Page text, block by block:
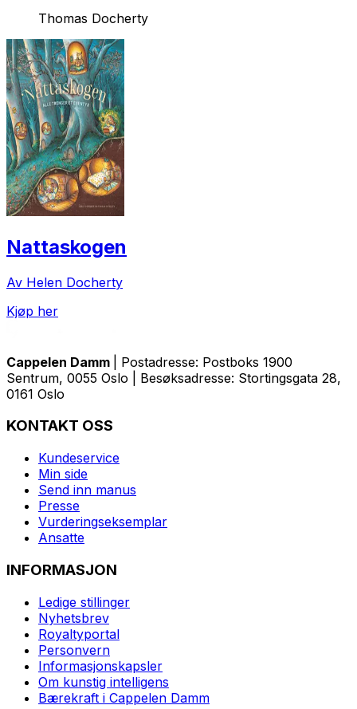
Thomas Docherty
Nattaskogen
Av Helen Docherty
Kjøp her
Cappelen Damm
| Postadresse: Postboks 1900
Sentrum, 0055 Oslo | Besøksadresse: Stortingsgata 28,
0161 Oslo
KONTAKT OSS
Kundeservice
Min side
Send inn manus
Presse
Vurderingseksemplar
Ansatte
INFORMASJON
Ledige stillinger
Nyhetsbrev
Royaltyportal
Personvern
Informasjonskapsler
Om kunstig intelligens
Bærekraft i Cappelen Damm